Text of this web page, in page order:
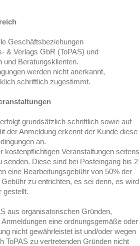
Geschäftsbeziehungen
& Verlags GbR (ToPAS) und
und Beratungsklienten.
werden nicht anerkannt,
schriftlich zugestimmt.
grundsätzlich schriftlich sowie auf
der Anmeldung erkennt der Kunde diese
an.
kostenpflichtigen Veranstaltungenseitens
Diese sind bei Posteingang bis 2
eine Bearbeitungsgebühr von 50% der
zu entrichten, es sei denn, es wird
gestellt.
aus organisatorischen Gründen,
eine ordnungsgemäßeoder
nicht gewährleistet ist und/oder wegen
ToPAS zu vertretenden Gründen nicht